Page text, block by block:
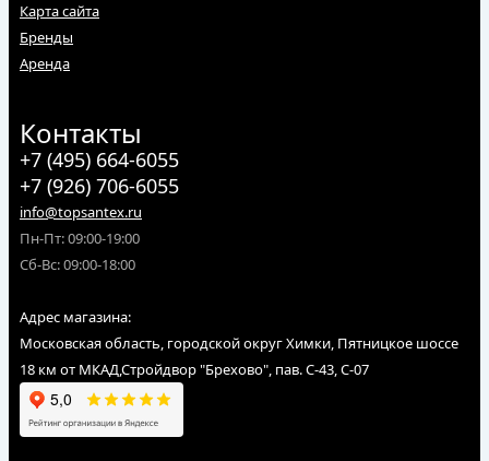
Карта сайта
Бренды
Аренда
Контакты
+7 (495) 664-6055
+7 (926) 706-6055
info@topsantex.ru
Пн-Пт: 09:00-19:00
Сб-Вс: 09:00-18:00
Адрес магазина:
Московская область, городской округ Химки, Пятницкое шоссе
18 км от МКАД,Стройдвор "Брехово", пав. С-43, С-07